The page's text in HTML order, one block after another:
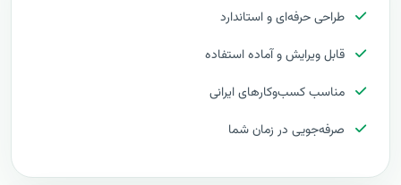
هزینه طراحی کوچینگ (مربیگری) Coaching
برآورد قیمت کوچینگ (مربیگری) Coaching
هزینه اجرای کوچینگ (مربیگری) Coaching
تعرفه های کوچینگ (مربیگری) Coaching
طراحی حرفه‌ای و استاندارد
قابل ویرایش و آماده استفاده
مناسب کسب‌وکارهای ایرانی
صرفه‌جویی در زمان شما